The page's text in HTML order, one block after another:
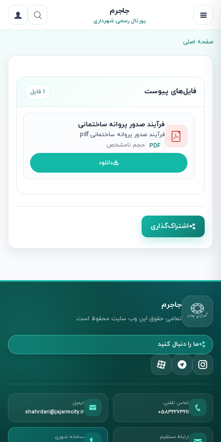
جاجرم
پورتال رسمی شهرداری
صفحه اصلی
فایل‌های پیوست 1 فایل
فرآیند صدور پروانه ساختمانی
فرآیند صدور پروانه ساختمانی.pdf
PDF حجم نامشخص
دانلود
اشتراک‌گذاری
جاجرم
تمامی حقوق این وب سایت محفوظ است.
ما را دنبال کنید
تماس تلفنی
05832273211
ایمیل
shahrdari@jajarmcity.ir
ارتباط مستقیم سامانه شهری